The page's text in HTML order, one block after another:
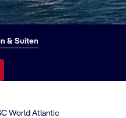
& Suiten
World Atlantic